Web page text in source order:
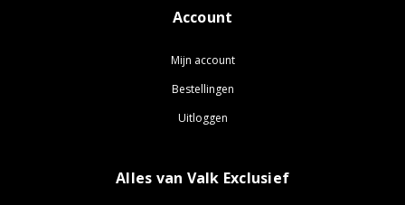
Account
Mijn account
Bestellingen
Uitloggen
Alles van Valk Exclusief